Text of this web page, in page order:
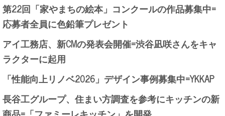
第22回「家やまちの絵本」コンクールの作品募集中=
応募者全員に色鉛筆プレゼント
アイ工務店、新CMの発表会開催=渋谷凪咲さんをキャ
ラクターに起用
「性能向上リノベ2026」デザイン事例募集中=YKKAP
長谷工グループ、住まい方調査を参考にキッチンの新